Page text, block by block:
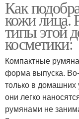
Как
кожи лица.
типы этой
косметики:
Компактные
форма выпуска.
только в
они легко
румянами не